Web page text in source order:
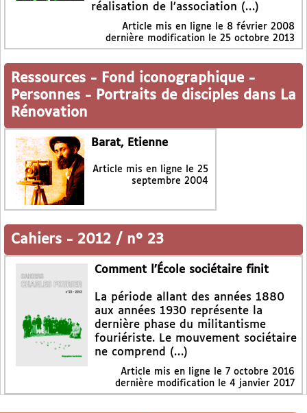
réalisation de l’association (…)
Article mis en ligne le 8 février 2008
dernière modification le 25 octobre 2013
Ressources - Fond iconographique -
Personnes - Portraits de disciples dans La
Rénovation
Barat, Etienne
Article mis en ligne le 25
septembre 2004
Cahiers - 2012 / n° 23
Comment l’École sociétaire finit
La période allant des années 1880
aux années 1930 représente la
dernière phase du militantisme
fouriériste. Le mouvement sociétaire
ne comprend (…)
Article mis en ligne le 7 octobre 2016
dernière modification le 4 janvier 2017